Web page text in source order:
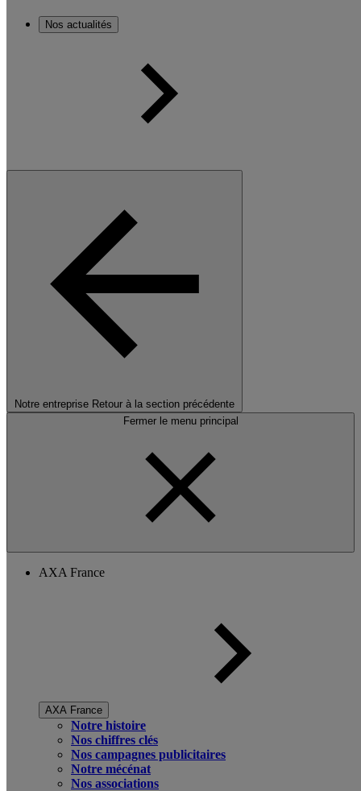
Nos actualités
Notre entreprise Retour à la section précédente
Fermer le menu principal
AXA France
AXA France
Notre histoire
Nos chiffres clés
Nos campagnes publicitaires
Notre mécénat
Nos associations